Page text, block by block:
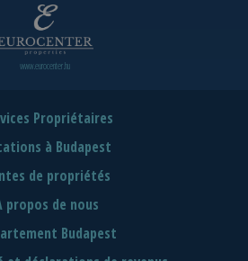
www.eurocenter.hu
Propriétaires
à Budapest
de propriétés
propos de nous
Budapest